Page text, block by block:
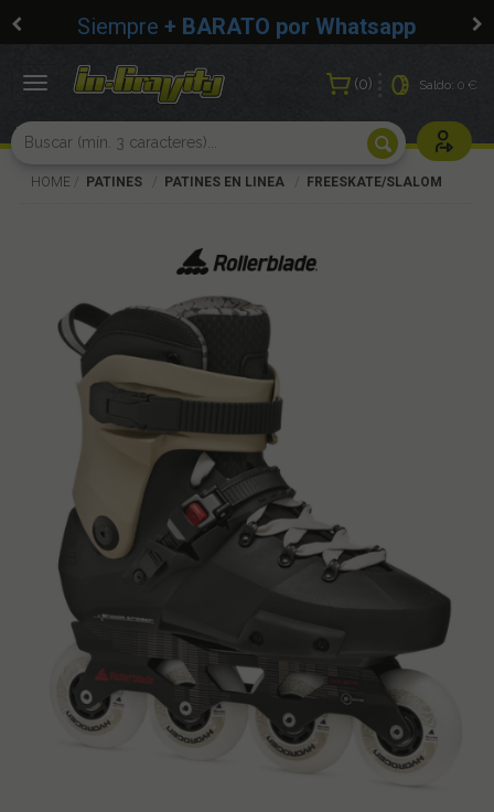
Siempre + BARATO por Whatsapp
0 Saldo:0 €
Usuarios
Toggle
HOME PATINES PATINES EN LINEA FREESKATE/SLALOM